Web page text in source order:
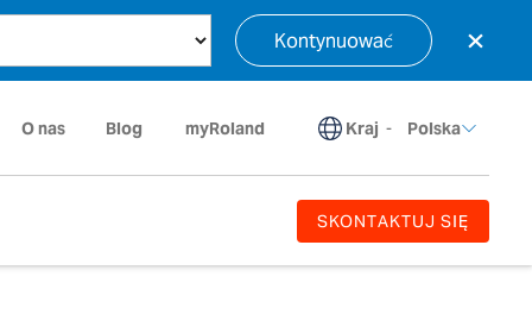
Kontynuować ×
O nas Blog myRoland Kraj - Polska
SKONTAKTUJ SIĘ